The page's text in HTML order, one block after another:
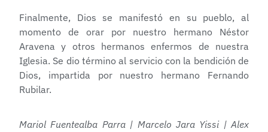
Finalmente, Dios se manifestó en su pueblo, al
momento de orar por nuestro hermano Néstor
Aravena y otros hermanos enfermos de nuestra
Iglesia. Se dio término al servicio con la bendición de
Dios, impartida por nuestro hermano Fernando
Rubilar.
Mariol Fuentealba Parra | Marcelo Jara Yissi | Alex